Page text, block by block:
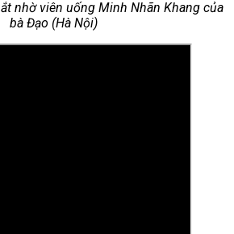
nhờ viên uống Minh Nhãn Khang của
bà Đạo (Hà Nội)